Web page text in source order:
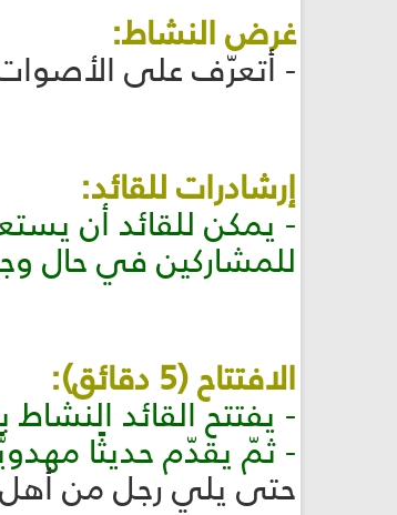
غرض النشاط:
- أتعرّف على الأصوات
إرشادرات للقائد:
- يمكن للقائد أن
للمشاركين في حال
الافتتاح (5 دقائق):
- يفتتح القائد النشاط
- ثمّ يقدّم حديثًا
حتى يلي رجل من